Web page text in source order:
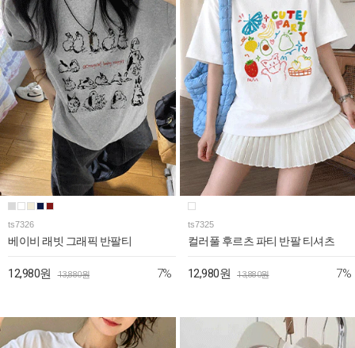
ts7326
베이비 래빗 그래픽 반팔티
12,980원 13,880원 7%
ts7325
컬러풀 후르츠 파티 반팔 티셔츠
12,980원 13,880원 7%